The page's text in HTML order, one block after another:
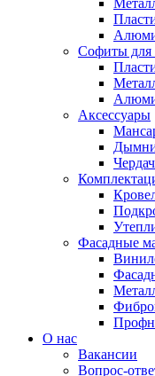
Софиты для
Аксессуары
Фасадные
О нас
Вакансии
Вопрос-